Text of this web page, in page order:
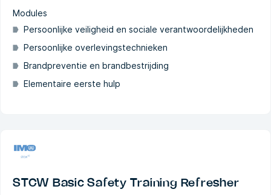
Modules
Persoonlijke veiligheid en sociale verantwoordelijkheden
Persoonlijke overlevingstechnieken
Brandpreventie en brandbestrijding
Elementaire eerste hulp
STCW Basic Safety Training Refresher